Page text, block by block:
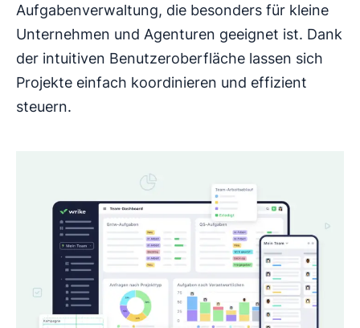
Aufgabenverwaltung, die besonders für kleine
Unternehmen und Agenturen geeignet ist. Dank
der intuitiven Benutzeroberfläche lassen sich
Projekte einfach koordinieren und effizient
steuern.